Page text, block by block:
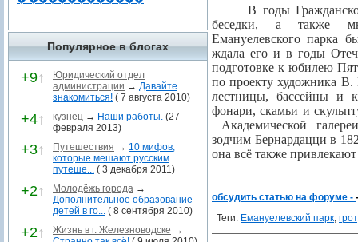
Популярное в блогах
+9↑
Юридический отдел
администрации → Давайте
знакомиться! ( 7 августа 2010)
+4↑ кузнец → Наши работы. (27
февраля 2013)
+3↑ Путешествия → 10 мифов,
которые мешают русским
путеше... ( 3 декабря 2011)
+2↑ Молодёжь города →
Дополнительное образование
детей в го... ( 8 сентября 2010)
+2↑ Жизнь в г. Железноводске →
В годы
беседки, а также
Емануелевского парка
ждала его и в годы
подготовке к юбилею
по проекту художника В.
лестницы, бассейны и
фонари, скамьи и
Академической
зодчим Бернардацци в
она всё также
обсудить статью на форуме -
Теги: Емануелевский парк, грот